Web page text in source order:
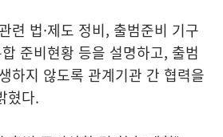
련 법·제도 정비, 출범준비 기구
준비현황 등을 설명하고, 출범
하지 않도록 관계기관 간 협력을
혔다.